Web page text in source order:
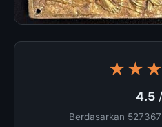
4.5/
Berdasarkan